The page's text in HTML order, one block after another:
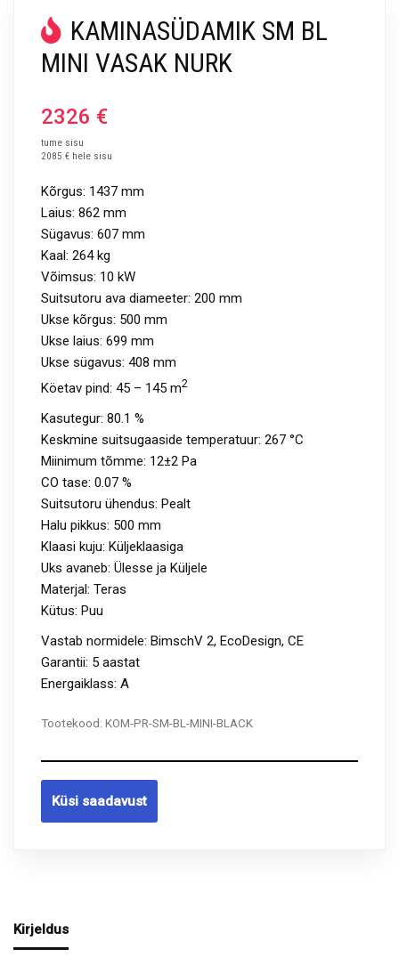
KAMINASÜDAMIK SM BL
MINI VASAK NURK
2326 €
tume sisu
2085 € hele sisu
Kõrgus: 1437 mm
Laius: 862 mm
Sügavus: 607 mm
Kaal: 264 kg
Võimsus: 10 kW
Suitsutoru ava diameeter: 200 mm
Ukse kõrgus: 500 mm
Ukse laius: 699 mm
Ukse sügavus: 408 mm
Köetav pind: 45 – 145 m2
Kasutegur: 80.1 %
Keskmine suitsugaaside temperatuur: 267 °C
Miinimum tõmme: 12±2 Pa
CO tase: 0.07 %
Suitsutoru ühendus: Pealt
Halu pikkus: 500 mm
Klaasi kuju: Küljeklaasiga
Uks avaneb: Ülesse ja Küljele
Materjal: Teras
Kütus: Puu
Vastab normidele: BimschV 2, EcoDesign, CE
Garantii: 5 aastat
Energaiklass: A
Tootekood: KOM-PR-SM-BL-MINI-BLACK
Küsi saadavust
Kirjeldus